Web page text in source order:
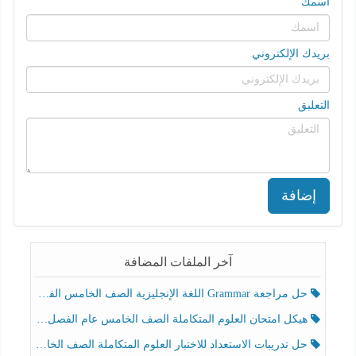
بريدك الإلكتروني
التعليق
إضافة
آخر الملفات المضافة
حل مراجعة Grammar اللغة الإنجليزية الصف الخامس الفصل الثالث
هيكل امتحان العلوم المتكاملة الصف الخامس عام الفصل الدراسي الثالث 2025-2026
حل تدريبات الاستعداد للاختبار العلوم المتكاملة الصف الخامس عام الفصل الثالث